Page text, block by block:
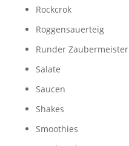
Rockcrok
Roggensauerteig
Runder Zaubermeister
Salate
Saucen
Shakes
Smoothies